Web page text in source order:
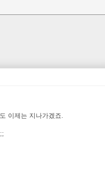
이제는 지나가겠죠.